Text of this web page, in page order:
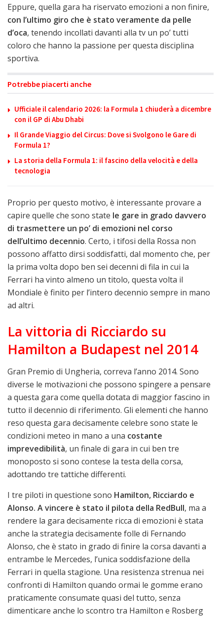
Eppure, quella gara ha riservato emozioni a non finire,
con l’ultimo giro che è stato veramente da pelle
d’oca, tenendo incollati davanti alla tv un po’ tutti
coloro che hanno la passione per questa disciplina
sportiva.
Potrebbe piacerti anche
Ufficiale il calendario 2026: la Formula 1 chiuderà a dicembre
con il GP di Abu Dhabi
Il Grande Viaggio del Circus: Dove si Svolgono le Gare di
Formula 1?
La storia della Formula 1: il fascino della velocità e della
tecnologia
Proprio per questo motivo, è interessante provare a
capire quelle che sono state le gare in grado davvero
di trasmettere un po’ di emozioni nel corso
dell’ultimo decennio. Certo, i tifosi della Rossa non
possono affatto dirsi soddisfatti, dal momento che, per
la prima volta dopo ben sei decenni di fila in cui la
Ferrari ha vinto almeno un titolo, questa volta il
Mondiale è finito per l’intero decennio sempre in mano
ad altri.
La vittoria di Ricciardo su
Hamilton a Budapest nel 2014
Gran Premio di Ungheria, correva l’anno 2014. Sono
diverse le motivazioni che possono spingere a pensare
a questa gara come quella dotata di maggior fascino in
tutto il decennio di riferimento. Gli elementi che hanno
reso questa gara decisamente celebre sono state le
condizioni meteo in mano a una costante
imprevedibilità, un finale di gara in cui ben tre
monoposto si sono contese la testa della corsa,
adottando tre tattiche differenti.
I tre piloti in questione sono Hamilton, Ricciardo e
Alonso. A vincere è stato il pilota della RedBull, ma a
rendere la gara decisamente ricca di emozioni è stata
anche la strategia decisamente folle di Fernando
Alonso, che è stato in grado di finire la corsa davanti a
entrambe le Mercedes, l’unica soddisfazione della
Ferrari in quella stagione. Una resistenza strenua nei
confronti di Hamilton quando ormai le gomme erano
praticamente consumate quasi del tutto, senza
dimenticare anche lo scontro tra Hamilton e Rosberg